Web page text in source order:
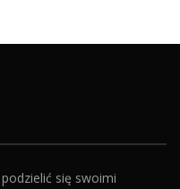
się swoimi